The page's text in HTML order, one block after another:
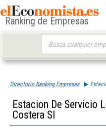
Ranking de Empresas
Directorio Ranking Empresas
Estacion De Servicio
Costera Sl